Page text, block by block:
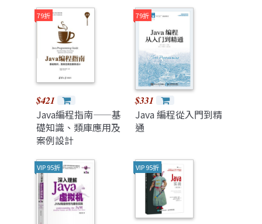
79折
$421
Java編程指南——基
礎知識、類庫應用及
案例設計
79折
$331
Java 編程從入門到精
通
VIP 95折 VIP 95折